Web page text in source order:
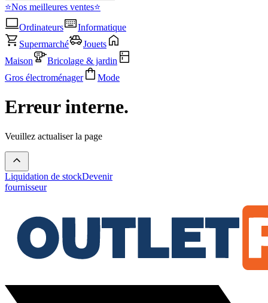
⭐Nos meilleures ventes⭐
Ordinateurs
Informatique
Supermarché
Jouets
Maison
Bricolage & jardin
Gros électroménager
Mode
Erreur interne.
Veuillez actualiser la page
Liquidation de stockDevenir
fournisseur